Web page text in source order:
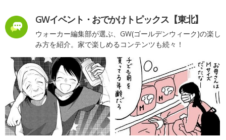
GWイベント・おでかけトピックス【東北】
ウォーカー編集部が選ぶ、GW(ゴールデンウィーク)の楽し
み方を紹介。家で楽しめるコンテンツも続々！